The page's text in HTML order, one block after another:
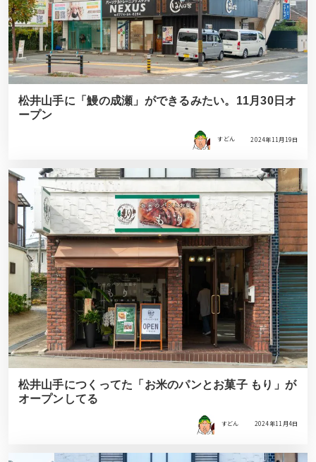
松井山手に「鰻の成瀬」ができるみたい。11月30日オ
ープン
すどん 2024年11月19日
松井山手につくってた「お米のパンとお菓子 もり」が
オープンしてる
すどん 2024年11月4日